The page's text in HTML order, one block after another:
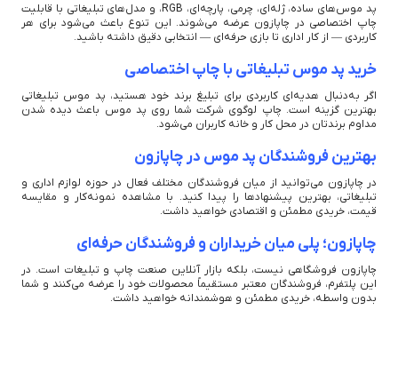
پد موس‌های ساده، ژله‌ای، چرمی، پارچه‌ای، RGB، و مدل‌های تبلیغاتی با قابلیت
چاپ اختصاصی در چاپازون عرضه می‌شوند. این تنوع باعث می‌شود برای هر
کاربردی — از کار اداری تا بازی حرفه‌ای — انتخابی دقیق داشته باشید.
خرید پد موس تبلیغاتی با چاپ اختصاصی
اگر به‌دنبال هدیه‌ای کاربردی برای تبلیغ برند خود هستید، پد موس تبلیغاتی
بهترین گزینه است. چاپ لوگوی شرکت شما روی پد موس باعث دیده شدن
مداوم برندتان در محل کار و خانه کاربران می‌شود.
بهترین فروشندگان پد موس در چاپازون
در چاپازون می‌توانید از میان فروشندگان مختلف فعال در حوزه لوازم اداری و
تبلیغاتی، بهترین پیشنهادها را پیدا کنید. با مشاهده نمونه‌کار و مقایسه
قیمت، خریدی مطمئن و اقتصادی خواهید داشت.
چاپازون؛ پلی میان خریداران و فروشندگان حرفه‌ای
چاپازون فروشگاهی نیست، بلکه بازار آنلاین صنعت چاپ و تبلیغات است. در
این پلتفرم، فروشندگان معتبر مستقیماً محصولات خود را عرضه می‌کنند و شما
بدون واسطه، خریدی مطمئن و هوشمندانه خواهید داشت.